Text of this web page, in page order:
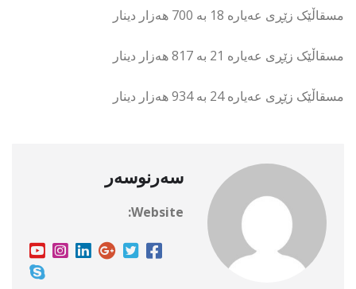
مسقاڵێک زێڕی عەیارە 18 بە 700 هەزار دینار
مسقاڵێک زێڕی عەیارە 21 بە 817 هەزار دینار
مسقاڵێک زێڕی عەیارە 24 بە 934 هەزار دینار
سەرنوسەر
Website: